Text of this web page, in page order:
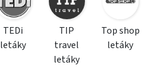
TEDi
letáky
TIP
travel
letáky
Top shop
letáky